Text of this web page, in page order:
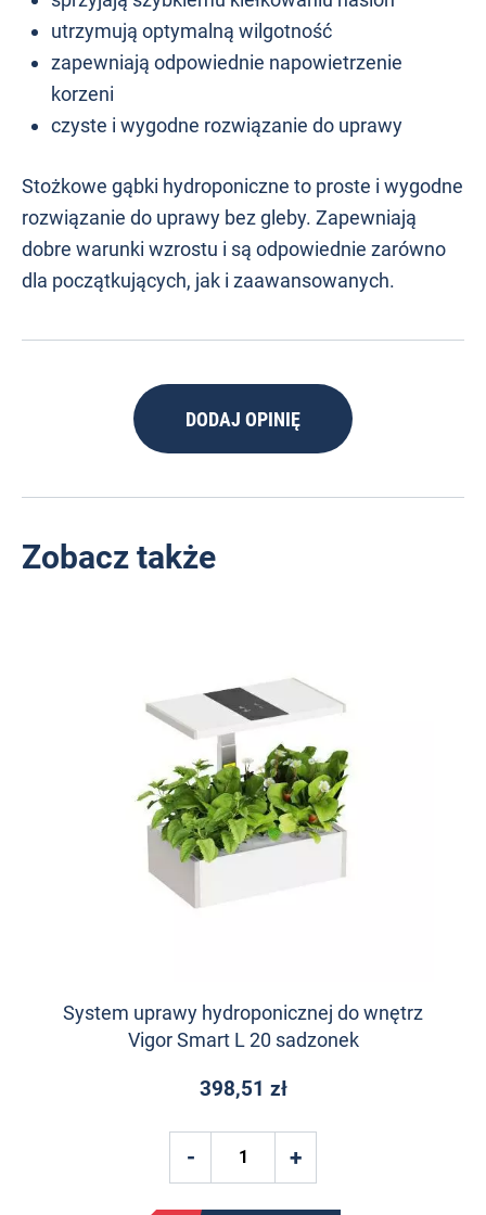
utrzymują optymalną wilgotność
zapewniają odpowiednie napowietrzenie
korzeni
czyste i wygodne rozwiązanie do uprawy
Stożkowe gąbki hydroponiczne to proste i wygodne
rozwiązanie do uprawy bez gleby. Zapewniają
dobre warunki wzrostu i są odpowiednie zarówno
dla początkujących, jak i zaawansowanych.
DODAJ OPINIĘ
Zobacz także
System uprawy hydroponicznej do wnętrz
Vigor Smart L 20 sadzonek
398,51 zł